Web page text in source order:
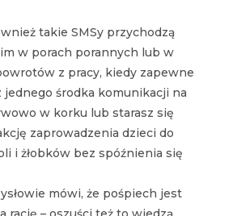
takie SMSy przychodzą
w porach porannych lub w
z pracy, kiedy zapewne
jednego środka komunikacji na
w korku lub starasz się
zaprowadzenia dzieci do
i żłobków bez spóźnienia się
mówi, że pośpiech jest